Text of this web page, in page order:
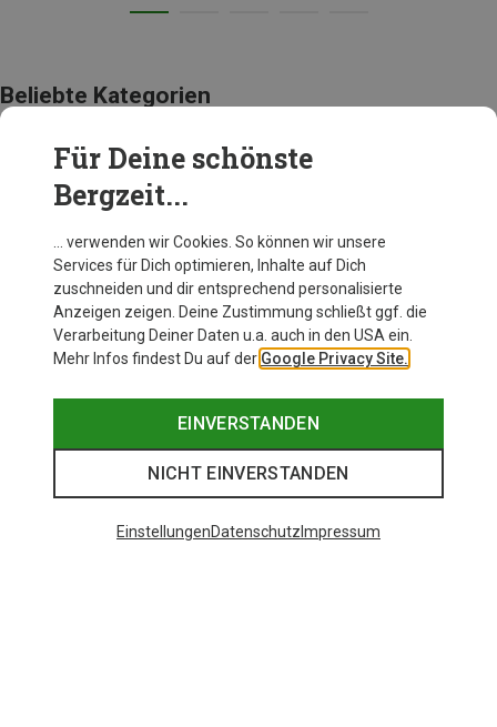
Beliebte Kategorien
ACCESSOIRES
Für Deine schönste
Bergzeit...
… verwenden wir Cookies. So können wir unsere
Services für Dich optimieren, Inhalte auf Dich
zuschneiden und dir entsprechend personalisierte
Anzeigen zeigen. Deine Zustimmung schließt ggf. die
Verarbeitung Deiner Daten u.a. auch in den USA ein.
Mehr Infos findest Du auf der Google Privacy Site.
EINVERSTANDEN
NICHT EINVERSTANDEN
EinstellungenDatenschutz Impressum